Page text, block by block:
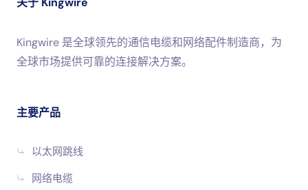
Kingwire 是全球领先的通信电缆和网络配件制造商，为
全球市场提供可靠的连接解决方案。
主要产品
以太网跳线
网络电缆